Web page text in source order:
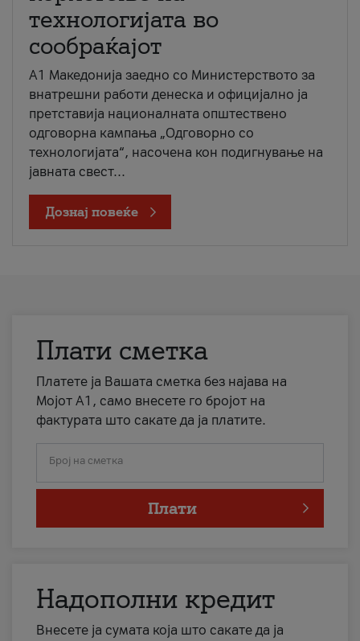
технологијата во
сообраќајот
A1 Македонија заедно со Министерството за
внатрешни работи денеска и официјално ја
претставија националната општествено
одговорна кампања „Одговорно со
технологијата“, насочена кон подигнување на
јавната свест...
Дознај повеќе
Плати сметка
Платете ја Вашата сметка без најава на
Мојот А1, само внесете го бројот на
фактурата што сакате да ја платите.
Број на сметка
Плати
Надополни кредит
Внесете ја сумата која што сакате да ја